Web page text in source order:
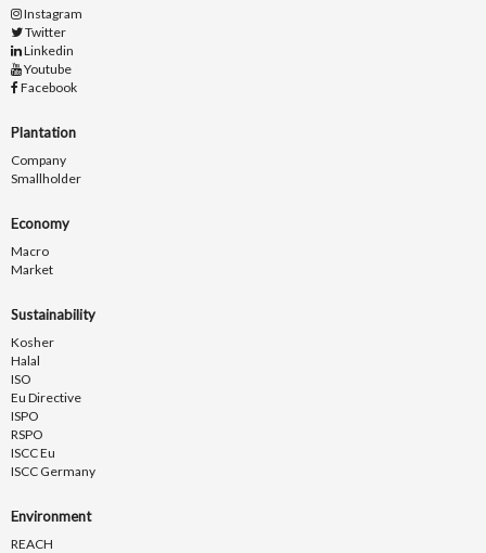
Instagram
Twitter
Linkedin
Youtube
Facebook
Plantation
Company
Smallholder
Economy
Macro
Market
Sustainability
Kosher
Halal
ISO
Eu Directive
ISPO
RSPO
ISCC Eu
ISCC Germany
Environment
REACH